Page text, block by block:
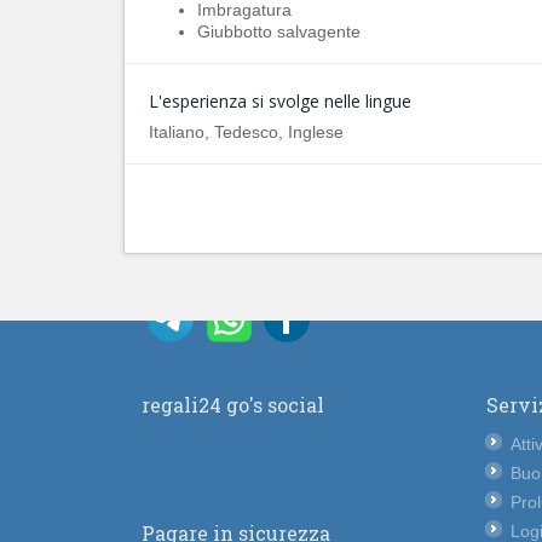
Imbragatura
Giubbotto salvagente
L'esperienza si svolge nelle lingue
Italiano, Tedesco, Inglese
regali24 go's social
Pagare in sicurezza